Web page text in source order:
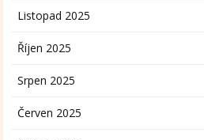
Listopad 2025
Říjen 2025
Srpen 2025
Červen 2025